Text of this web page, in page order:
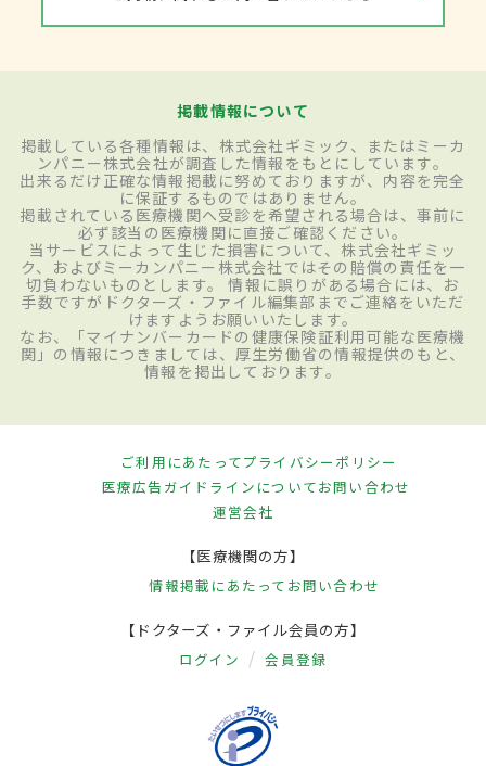
掲載情報について
掲載している各種情報は、株式会社ギミック、またはミーカ
ンパニー株式会社が調査した情報をもとにしています。
出来るだけ正確な情報掲載に努めておりますが、内容を完全
に保証するものではありません。
掲載されている医療機関へ受診を希望される場合は、事前に
必ず該当の医療機関に直接ご確認ください。
当サービスによって生じた損害について、株式会社ギミッ
ク、およびミーカンパニー株式会社ではその賠償の責任を一
切負わないものとします。 情報に誤りがある場合には、お
手数ですがドクターズ・ファイル編集部までご連絡をいただ
けますようお願いいたします。
なお、「マイナンバーカードの健康保険証利用可能な医療機
関」の情報につきましては、厚生労働省の情報提供のもと、
情報を掲出しております。
ご利用にあたってプライバシーポリシー
医療広告ガイドラインについてお問い合わせ
運営会社
【医療機関の方】
情報掲載にあたって お問い合わせ
【ドクターズ・ファイル会員の方】
ログイン 会員登録